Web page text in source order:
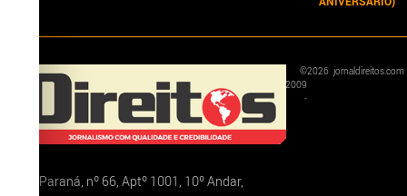
Rua Paraná, nº 66, Aptº 1001, 10º Andar,
©
2009
-
2026 jornaldireitos.com